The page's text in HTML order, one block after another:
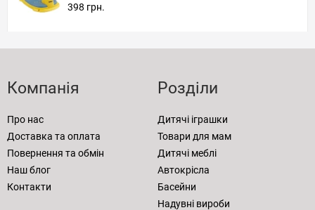
398 грн.
Компанія
Про нас
Доставка та оплата
Повернення та обмін
Наш блог
Контакти
Розділи
Дитячі іграшки
Товари для мам
Дитячі меблі
Автокрісла
Басейни
Надувні вироби